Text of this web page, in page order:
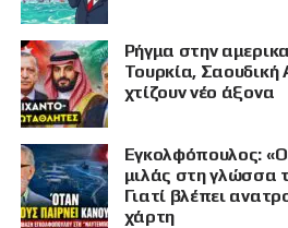
Ρήγμα στην
Τουρκία, Σαουδική
χτίζουν νέο άξονα
Εγκολφόπουλος:
μιλάς στη γλώσσα
Γιατί βλέπει
χάρτη